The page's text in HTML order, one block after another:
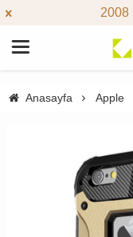
2008
Anasayfa Apple